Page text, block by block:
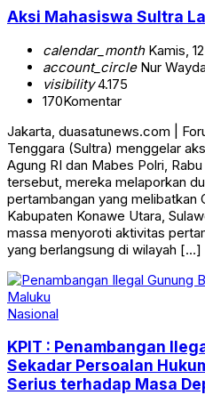
Aksi Mahasiswa Sultra
calendar_monthKamis,
account_circleNur Wayda
visibility4.175
170Komentar
Jakarta, duasatunews.com |
Tenggara (Sultra) menggelar
Agung RI dan Mabes Polri,
tersebut, mereka melaporkan
pertambangan yang melibatkan
Kabupaten Konawe Utara,
massa menyoroti aktivitas
yang berlangsung di wilayah […]
Nasional
KPIT : Penambangan
Sekadar Persoalan
Serius terhadap Masa